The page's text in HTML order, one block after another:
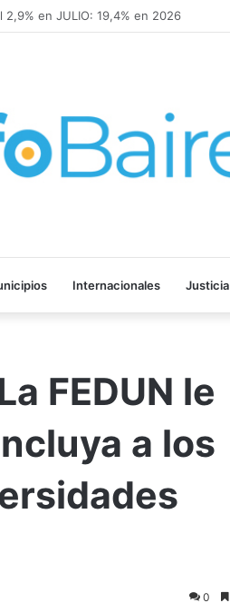
2,9% en JULIO: 19,4% en 2026
Internacionales Justicia
FEDUN le
a los
0